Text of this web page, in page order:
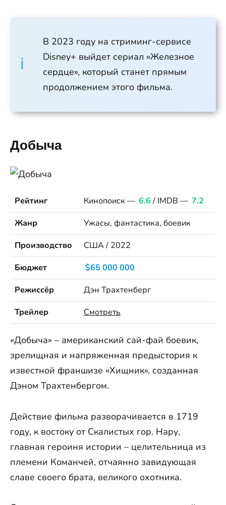
В 2023 году на стриминг-сервисе
Disney+ выйдет сериал «Железное
сердце», который станет прямым
продолжением этого фильма.
Добыча
Рейтинг Кинопоиск — 6.6 / IMDB — 7.2
Жанр
Ужасы, фантастика, боевик
Производство
США / 2022
Бюджет
$65 000 000
Режиссёр
Дэн Трахтенберг
Трейлер
Смотреть
«Добыча» – американский сай-фай боевик,
зрелищная и напряженная предыстория к
известной франшизе «Хищник», созданная
Дэном Трахтенбергом.
Действие фильма разворачивается в 1719
году, к востоку от Скалистых гор. Нару,
главная героиня истории – целительница из
племени Команчей, отчаянно завидующая
славе своего брата, великого охотника.